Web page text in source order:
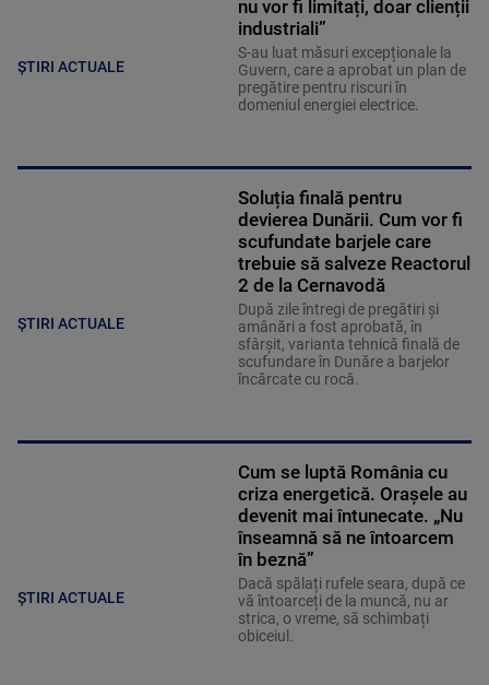
ȘTIRI ACTUALE
nu vor fi limitați, doar clienții
industriali”
S-au luat măsuri excepționale la
Guvern, care a aprobat un plan de
pregătire pentru riscuri în
domeniul energiei electrice.
ȘTIRI ACTUALE
Soluția finală pentru
devierea Dunării. Cum vor fi
scufundate barjele care
trebuie să salveze Reactorul
2 de la Cernavodă
După zile întregi de pregătiri și
amânări a fost aprobată, în
sfârșit, varianta tehnică finală de
scufundare în Dunăre a barjelor
încărcate cu rocă.
ȘTIRI ACTUALE
Cum se luptă România cu
criza energetică. Orașele au
devenit mai întunecate. „Nu
înseamnă să ne întoarcem
în beznă”
Dacă spălați rufele seara, după ce
vă întoarceți de la muncă, nu ar
strica, o vreme, să schimbați
obiceiul.